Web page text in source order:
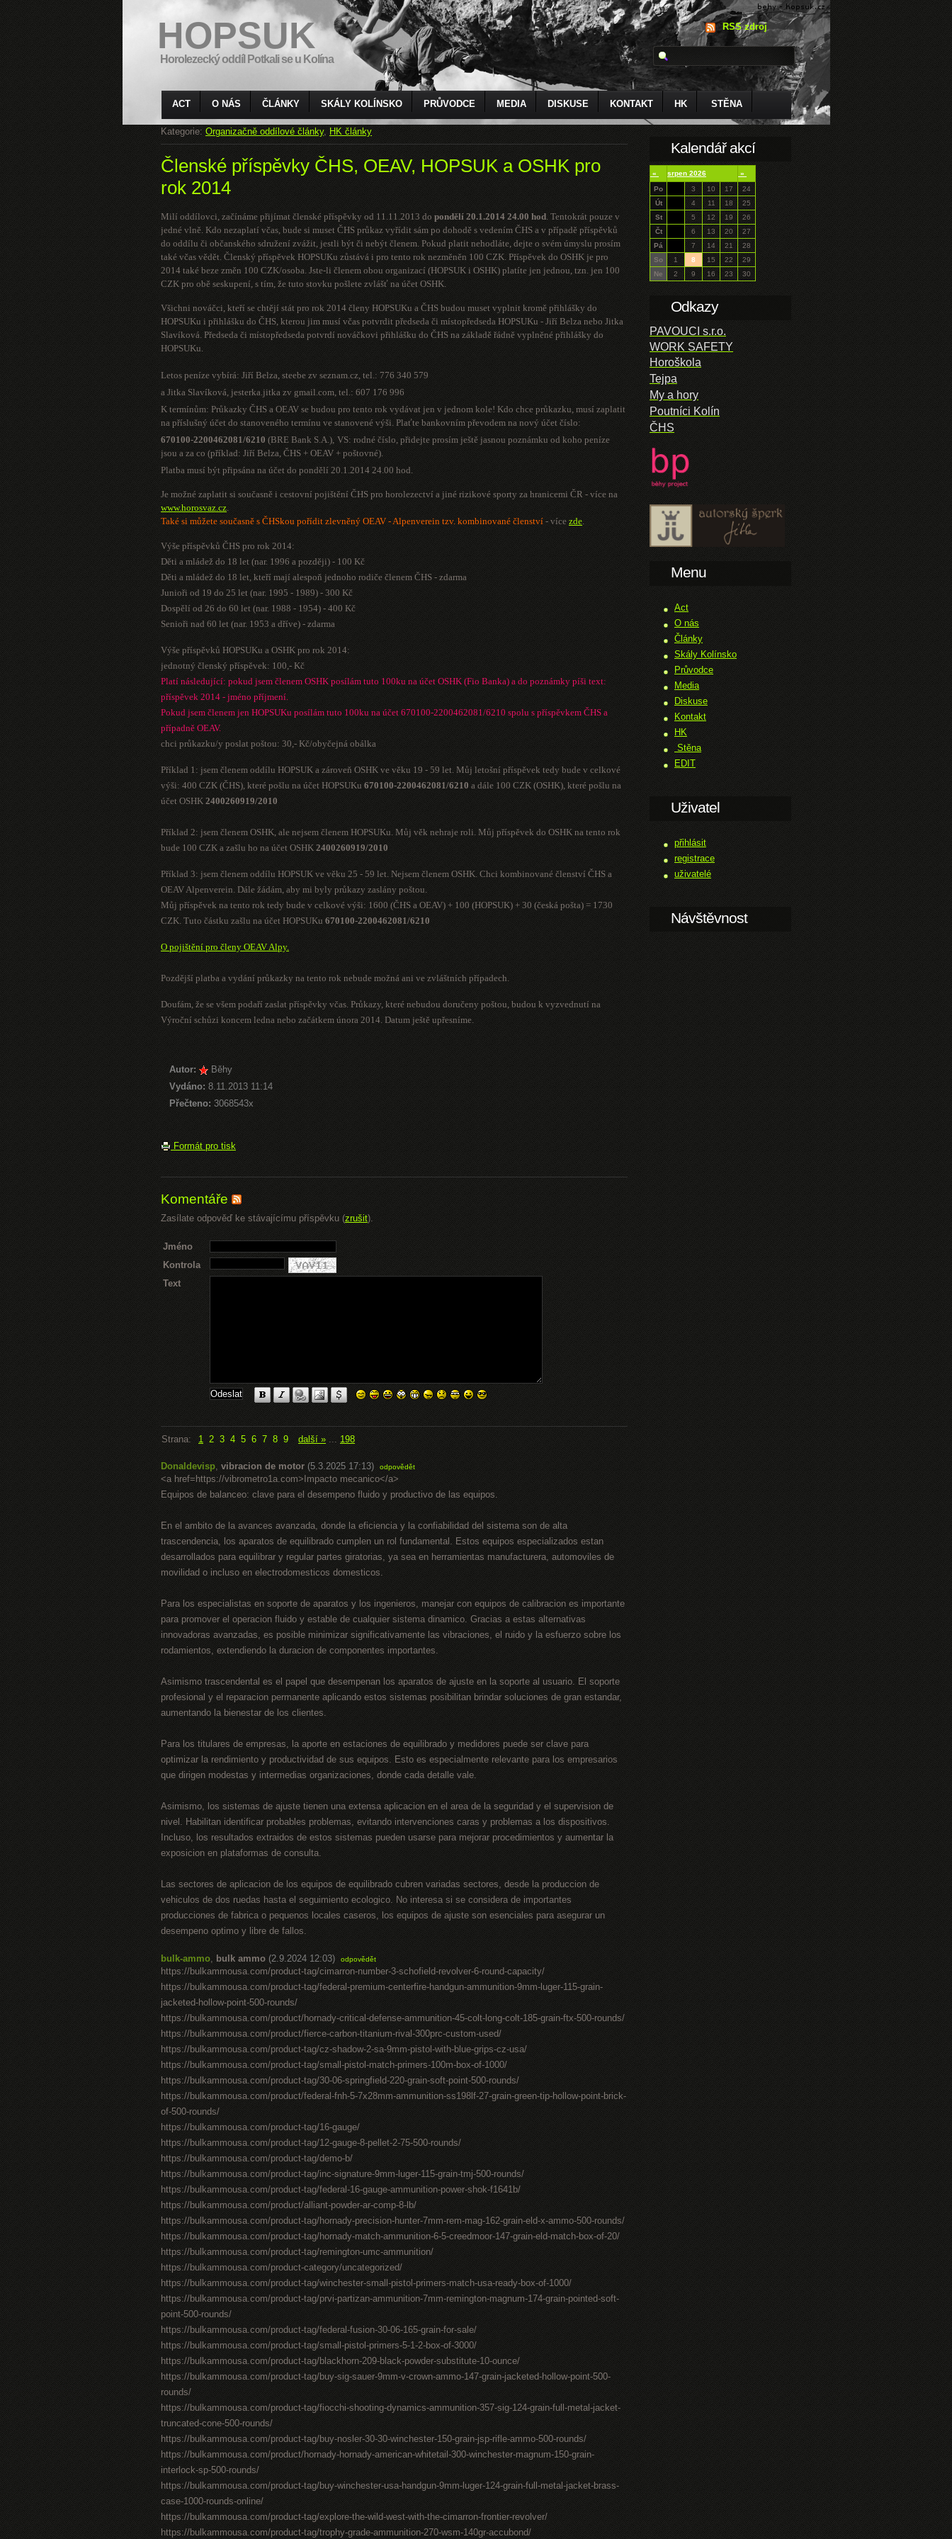
HOPSUK
Horolezecký oddíl Potkali se u Kolína
RSS zdroj
ACT O NÁS ČLÁNKY SKÁLY KOLÍNSKO PRŮVODCE MEDIA DISKUSE KONTAKT HK STĚNA
Kategorie: Organizačně oddílové články, HK články
Členské příspěvky ČHS, OEAV, HOPSUK a OSHK pro
rok 2014
Milí oddílovci, začínáme přijímat členské příspěvky od 11.11.2013 do pondělí 20.1.2014 24.00 hod. Tentokrát pouze v
jedné vlně. Kdo nezaplatí včas, bude si muset ČHS průkaz vyřídit sám po dohodě s vedením ČHS a v případě příspěvků
do oddílu či občanského sdružení zvážit, jestli být či nebýt členem. Pokud platit nehodláte, dejte o svém úmyslu prosím
také včas vědět. Členský příspěvek HOPSUKu zůstává i pro tento rok nezměněn 100 CZK. Příspěvek do OSHK je pro
2014 také beze změn 100 CZK/osoba. Jste-li členem obou organizací (HOPSUK i OSHK) platíte jen jednou, tzn. jen 100
CZK pro obě seskupení, s tím, že tuto stovku pošlete zvlášť na účet OSHK.
Všichni nováčci, kteří se chtějí stát pro rok 2014 členy HOPSUKu a ČHS budou muset vyplnit kromě přihlášky do
HOPSUKu i přihlášku do ČHS, kterou jim musí včas potvrdit předseda či místopředseda HOPSUKu - Jiří Belza nebo Jitka
Slavíková. Předseda či místopředseda potvrdí nováčkovi přihlášku do ČHS na základě řádně vyplněné přihlášky do
HOPSUKu.
Letos peníze vybírá: Jiří Belza, steebe zv seznam.cz, tel.: 776 340 579
a Jitka Slavíková, jesterka.jitka zv gmail.com, tel.: 607 176 996
K termínům: Průkazky ČHS a OEAV se budou pro tento rok vydávat jen v jednom kole! Kdo chce průkazku, musí zaplatit
na příslušný účet do stanoveného termínu ve stanovené výši. Plaťte bankovním převodem na nový účet číslo:
670100-2200462081/6210 (BRE Bank S.A.), VS: rodné číslo, přidejte prosím ještě jasnou poznámku od koho peníze
jsou a za co (příklad: Jiří Belza, ČHS + OEAV + poštovné).
Platba musí být připsána na účet do pondělí 20.1.2014 24.00 hod.
Je možné zaplatit si současně i cestovní pojištění ČHS pro horolezectví a jiné rizikové sporty za hranicemi ČR - více na
www.horosvaz.cz.
Také si můžete současně s ČHSkou pořídit zlevněný OEAV - Alpenverein tzv. kombinované členství - více zde.
Výše příspěvků ČHS pro rok 2014:
Děti a mládež do 18 let (nar. 1996 a později) - 100 Kč
Děti a mládež do 18 let, kteří mají alespoň jednoho rodiče členem ČHS - zdarma
Junioři od 19 do 25 let (nar. 1995 - 1989) - 300 Kč
Dospělí od 26 do 60 let (nar. 1988 - 1954) - 400 Kč
Senioři nad 60 let (nar. 1953 a dříve) - zdarma
Výše příspěvků HOPSUKu a OSHK pro rok 2014:
jednotný členský příspěvek: 100,- Kč
Platí následující: pokud jsem členem OSHK posílám tuto 100ku na účet OSHK (Fio Banka) a do poznámky píši text:
příspěvek 2014 - jméno příjmení.
Pokud jsem členem jen HOPSUKu posílám tuto 100ku na účet 670100-2200462081/6210 spolu s příspěvkem ČHS a
případně OEAV.
chci průkazku/y poslat poštou: 30,- Kč/obyčejná obálka
Příklad 1: jsem členem oddílu HOPSUK a zároveň OSHK ve věku 19 - 59 let. Můj letošní příspěvek tedy bude v celkové
výši: 400 CZK (ČHS), které pošlu na účet HOPSUKu 670100-2200462081/6210 a dále 100 CZK (OSHK), které pošlu na
účet OSHK 2400260919/2010
Příklad 2: jsem členem OSHK, ale nejsem členem HOPSUKu. Můj věk nehraje roli. Můj příspěvek do OSHK na tento rok
bude 100 CZK a zašlu ho na účet OSHK 2400260919/2010
Příklad 3: jsem členem oddílu HOPSUK ve věku 25 - 59 let. Nejsem členem OSHK. Chci kombinované členství ČHS a
OEAV Alpenverein. Dále žádám, aby mi byly průkazy zaslány poštou.
Můj příspěvek na tento rok tedy bude v celkové výši: 1600 (ČHS a OEAV) + 100 (HOPSUK) + 30 (česká pošta) = 1730
CZK. Tuto částku zašlu na účet HOPSUKu 670100-2200462081/6210
O pojištění pro členy OEAV Alpy.
Pozdější platba a vydání průkazky na tento rok nebude možná ani ve zvláštních případech.
Doufám, že se všem podaří zaslat příspěvky včas. Průkazy, které nebudou doručeny poštou, budou k vyzvednutí na
Výroční schůzi koncem ledna nebo začátkem února 2014. Datum ještě upřesníme.
Autor:
Běhy
Vydáno: 8.11.2013 11:14
Přečteno: 3068543x
Formát pro tisk
Komentáře
Zasílate odpověď ke stávajícímu příspěvku (zrušit).
Jméno
Kontrola
Text
Strana: 1 2 3 4 5 6 7 8 9 další » ... 198
Donaldevisp, vibracion de motor (5.3.2025 17:13) odpovědět
<a href=https://vibrometro1a.com>Impacto mecanico</a>
Equipos de balanceo: clave para el desempeno fluido y productivo de las equipos.
En el ambito de la avances avanzada, donde la eficiencia y la confiabilidad del sistema son de alta
trascendencia, los aparatos de equilibrado cumplen un rol fundamental. Estos equipos especializados estan
desarrollados para equilibrar y regular partes giratorias, ya sea en herramientas manufacturera, automoviles de
movilidad o incluso en electrodomesticos domesticos.
Para los especialistas en soporte de aparatos y los ingenieros, manejar con equipos de calibracion es importante
para promover el operacion fluido y estable de cualquier sistema dinamico. Gracias a estas alternativas
innovadoras avanzadas, es posible minimizar significativamente las vibraciones, el ruido y la esfuerzo sobre los
rodamientos, extendiendo la duracion de componentes importantes.
Asimismo trascendental es el papel que desempenan los aparatos de ajuste en la soporte al usuario. El soporte
profesional y el reparacion permanente aplicando estos sistemas posibilitan brindar soluciones de gran estandar,
aumentando la bienestar de los clientes.
Para los titulares de empresas, la aporte en estaciones de equilibrado y medidores puede ser clave para
optimizar la rendimiento y productividad de sus equipos. Esto es especialmente relevante para los empresarios
que dirigen modestas y intermedias organizaciones, donde cada detalle vale.
Asimismo, los sistemas de ajuste tienen una extensa aplicacion en el area de la seguridad y el supervision de
nivel. Habilitan identificar probables problemas, evitando intervenciones caras y problemas a los dispositivos.
Incluso, los resultados extraidos de estos sistemas pueden usarse para mejorar procedimientos y aumentar la
exposicion en plataformas de consulta.
Las sectores de aplicacion de los equipos de equilibrado cubren variadas sectores, desde la produccion de
vehiculos de dos ruedas hasta el seguimiento ecologico. No interesa si se considera de importantes
producciones de fabrica o pequenos locales caseros, los equipos de ajuste son esenciales para asegurar un
desempeno optimo y libre de fallos.
bulk-ammo, bulk ammo (2.9.2024 12:03) odpovědět
https://bulkammousa.com/product-tag/cimarron-number-3-schofield-revolver-6-round-capacity/
https://bulkammousa.com/product-tag/federal-premium-centerfire-handgun-ammunition-9mm-luger-115-grain-
jacketed-hollow-point-500-rounds/
https://bulkammousa.com/product/hornady-critical-defense-ammunition-45-colt-long-colt-185-grain-ftx-500-rounds/
https://bulkammousa.com/product/fierce-carbon-titanium-rival-300prc-custom-used/
https://bulkammousa.com/product-tag/cz-shadow-2-sa-9mm-pistol-with-blue-grips-cz-usa/
https://bulkammousa.com/product-tag/small-pistol-match-primers-100m-box-of-1000/
https://bulkammousa.com/product-tag/30-06-springfield-220-grain-soft-point-500-rounds/
https://bulkammousa.com/product/federal-fnh-5-7x28mm-ammunition-ss198lf-27-grain-green-tip-hollow-point-brick-
of-500-rounds/
https://bulkammousa.com/product-tag/16-gauge/
https://bulkammousa.com/product-tag/12-gauge-8-pellet-2-75-500-rounds/
https://bulkammousa.com/product-tag/demo-b/
https://bulkammousa.com/product-tag/inc-signature-9mm-luger-115-grain-tmj-500-rounds/
https://bulkammousa.com/product-tag/federal-16-gauge-ammunition-power-shok-f1641b/
https://bulkammousa.com/product/alliant-powder-ar-comp-8-lb/
https://bulkammousa.com/product-tag/hornady-precision-hunter-7mm-rem-mag-162-grain-eld-x-ammo-500-rounds/
https://bulkammousa.com/product-tag/hornady-match-ammunition-6-5-creedmoor-147-grain-eld-match-box-of-20/
https://bulkammousa.com/product-tag/remington-umc-ammunition/
https://bulkammousa.com/product-category/uncategorized/
https://bulkammousa.com/product-tag/winchester-small-pistol-primers-match-usa-ready-box-of-1000/
https://bulkammousa.com/product-tag/prvi-partizan-ammunition-7mm-remington-magnum-174-grain-pointed-soft-
point-500-rounds/
https://bulkammousa.com/product-tag/federal-fusion-30-06-165-grain-for-sale/
https://bulkammousa.com/product-tag/small-pistol-primers-5-1-2-box-of-3000/
https://bulkammousa.com/product-tag/blackhorn-209-black-powder-substitute-10-ounce/
https://bulkammousa.com/product-tag/buy-sig-sauer-9mm-v-crown-ammo-147-grain-jacketed-hollow-point-500-
rounds/
https://bulkammousa.com/product-tag/fiocchi-shooting-dynamics-ammunition-357-sig-124-grain-full-metal-jacket-
truncated-cone-500-rounds/
https://bulkammousa.com/product-tag/buy-nosler-30-30-winchester-150-grain-jsp-rifle-ammo-500-rounds/
https://bulkammousa.com/product/hornady-hornady-american-whitetail-300-winchester-magnum-150-grain-
interlock-sp-500-rounds/
https://bulkammousa.com/product-tag/buy-winchester-usa-handgun-9mm-luger-124-grain-full-metal-jacket-brass-
case-1000-rounds-online/
https://bulkammousa.com/product-tag/explore-the-wild-west-with-the-cimarron-frontier-revolver/
https://bulkammousa.com/product-tag/trophy-grade-ammunition-270-wsm-140gr-accubond/
Kalendář akcí
« srpen 2026
»
Po
3 10 17
24
Út
4 11 18
25
St
5 12 19
26
Čt
6 13 20
27
Pá
7 14 21
28
So
1 8 15 22
29
Ne
2 9 16 23 30
Odkazy
PAVOUCI s.r.o.
WORK SAFETY
Horoškola
Tejpa
My a hory
Poutníci Kolín
ČHS
Menu
Act
O nás
Články
Skály Kolínsko
Průvodce
Media
Diskuse
Kontakt
HK
Stěna
EDIT
Uživatel
přihlásit
registrace
uživatelé
Návštěvnost